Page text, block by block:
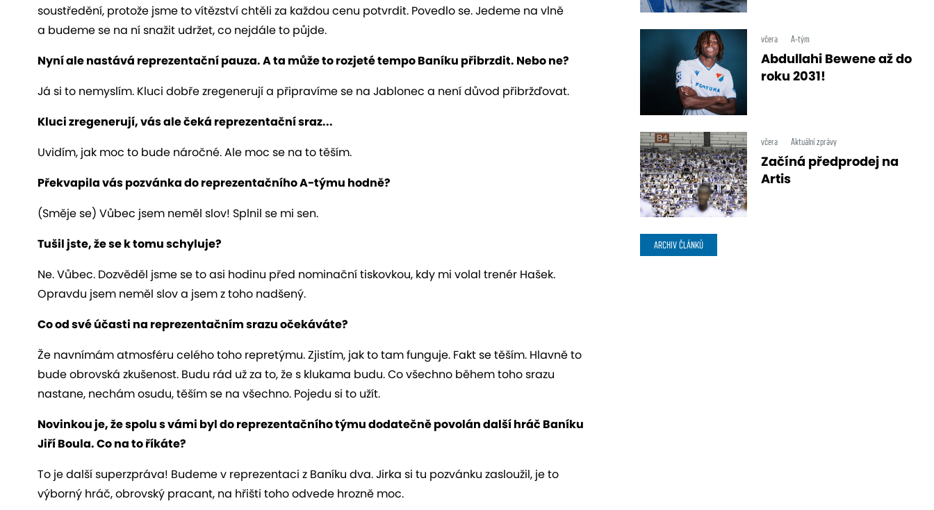
soustředění, protože jsme to vítězství chtěli za každou cenu potvrdit. Povedlo se. Jedeme na vlně
a budeme se na ní snažit udržet, co nejdále to půjde.
Nyní ale nastává reprezentační pauza. A ta může to rozjeté tempo Baníku přibrzdit. Nebo ne?
Já si to nemyslím. Kluci dobře zregenerují a připravíme se na Jablonec a není důvod přibržďovat.
Kluci zregenerují, vás ale čeká reprezentační sraz...
Uvidím, jak moc to bude náročné. Ale moc se na to těším.
Překvapila vás pozvánka do reprezentačního A-týmu hodně?
(Směje se) Vůbec jsem neměl slov! Splnil se mi sen.
Tušil jste, že se k tomu schyluje?
Ne. Vůbec. Dozvěděl jsme se to asi hodinu před nominační tiskovkou, kdy mi volal trenér Hašek.
Opravdu jsem neměl slov a jsem z toho nadšený.
Co od své účasti na reprezentačním srazu očekáváte?
Že navnímám atmosféru celého toho repretýmu. Zjistím, jak to tam funguje. Fakt se těším. Hlavně to
bude obrovská zkušenost. Budu rád už za to, že s klukama budu. Co všechno během toho srazu
nastane, nechám osudu, těším se na všechno. Pojedu si to užít.
Novinkou je, že spolu s vámi byl do reprezentačního týmu dodatečně povolán další hráč Baníku
Jiří Boula. Co na to říkáte?
To je další superzpráva! Budeme v reprezentaci z Baníku dva. Jirka si tu pozvánku zasloužil, je to
výborný hráč, obrovský pracant, na hřišti toho odvede hrozně moc.
včera A-tým
Abdullahi Bewene až do
roku 2031!
včera Aktuální zprávy
Začíná předprodej na
Artis
ARCHIV ČLÁNKŮ